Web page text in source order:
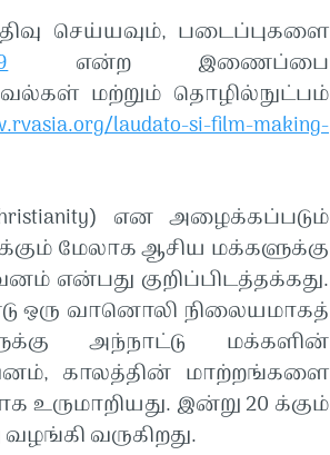
செய்யவும், படைப்புகளை
என்ற
இணைப்பை
மற்றும் தொழில்நுட்பம்
laudato-si-film-making-
என அழைக்கப்படும்
மேலாகஆசிய மக்களுக்கு
என்பது குறிப்பிடத்தக்கது.
ஒரு வானொலி நிலையமாகத்
அந்நாட்டு
மக்களின்
, காலத்தின் மாற்றங்களை
உருமாறியது. இன்று20 க்கும்
வழங்கி வருகிறது.